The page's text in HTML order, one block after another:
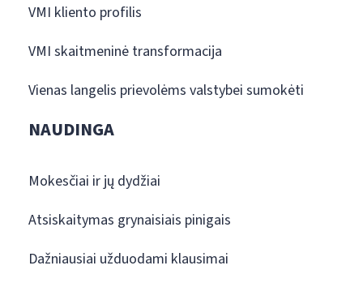
VMI kliento profilis
VMI skaitmeninė transformacija
Vienas langelis prievolėms valstybei sumokėti
NAUDINGA
Mokesčiai ir jų dydžiai
Atsiskaitymas grynaisiais pinigais
Dažniausiai užduodami klausimai